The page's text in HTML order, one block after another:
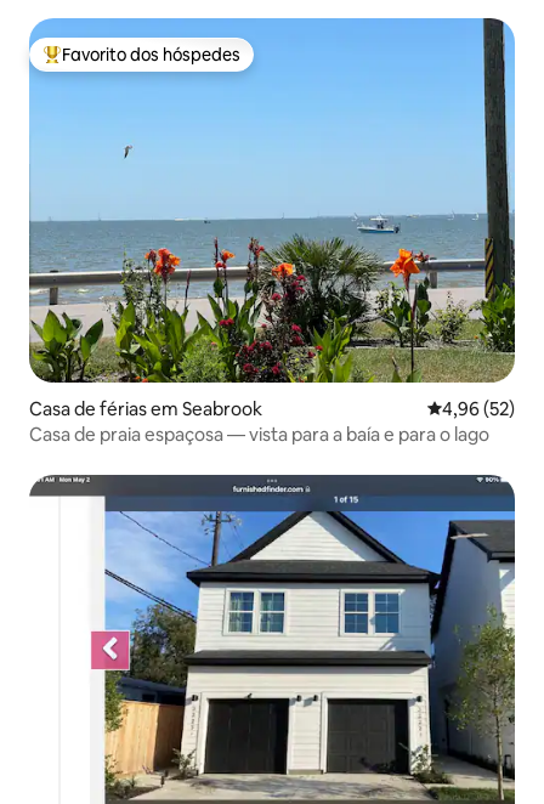
Favoritos dos hóspedes mais apreciados
Favorito dos hóspedes
Casa de férias em Seabrook Classificação
4,96 (52)
Casa de praia espaçosa — vista para a baía e para o lago